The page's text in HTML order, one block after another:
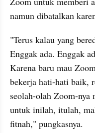
namun dibatalkan
"Terus kalau yang
Enggak ada. Enggak
Karena baru mau
bekerja hati-hati baik,
seolah-olah Zoom-nya
untuk inilah, itulah,
fitnah," pungkasnya.